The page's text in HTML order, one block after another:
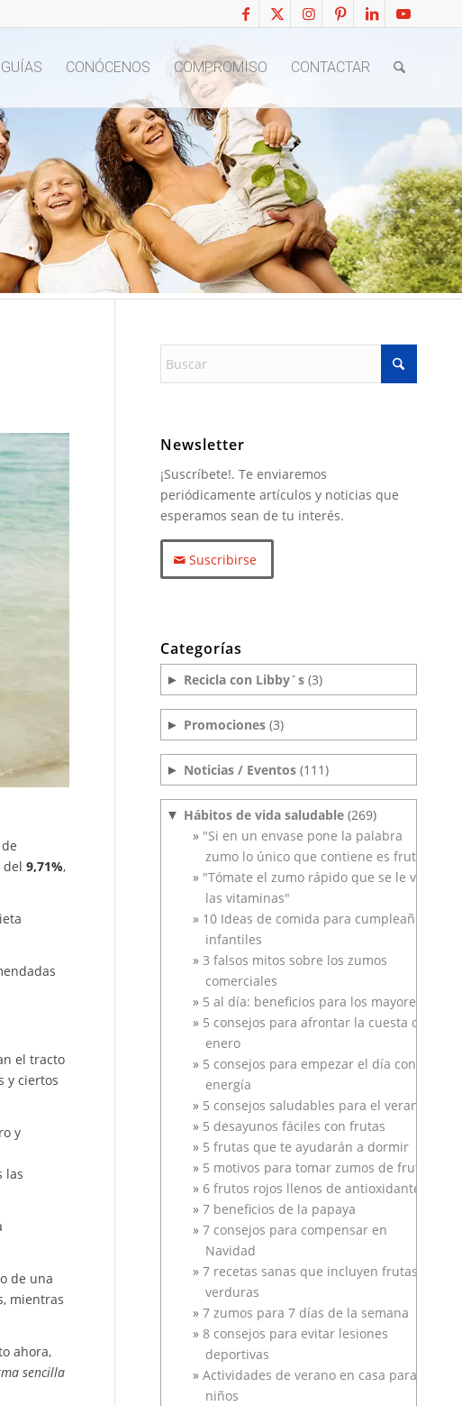
CONÓCENOS COMPROMISO CONTACTAR
de
del 9,71%,
el tracto
y ciertos
y
las
de una
mientras
ahora,
sencilla
Newsletter
¡Suscríbete!. Te enviaremos
periódicamente artículos y noticias que
esperamos sean de tu interés.
Suscribirse
Categorías
► Recicla con Libby´s (3)
► Promociones (3)
► Noticias / Eventos (111)
▼ Hábitos de vida saludable (269)
"Si en un envase pone la palabra
zumo lo único que contiene es fruta"
"Tómate el zumo rápido que se le van
las vitaminas"
10 Ideas de comida para cumpleaños
infantiles
3 falsos mitos sobre los zumos
comerciales
5 al día: beneficios para los mayores
5 consejos para afrontar la cuesta de
enero
5 consejos para empezar el día con
energía
5 consejos saludables para el verano
5 desayunos fáciles con frutas
5 frutas que te ayudarán a dormir
5 motivos para tomar zumos de frutas
6 frutos rojos llenos de antioxidantes
7 beneficios de la papaya
7 consejos para compensar en
Navidad
7 recetas sanas que incluyen frutas y
verduras
7 zumos para 7 días de la semana
8 consejos para evitar lesiones
deportivas
Actividades de verano en casa para
niños